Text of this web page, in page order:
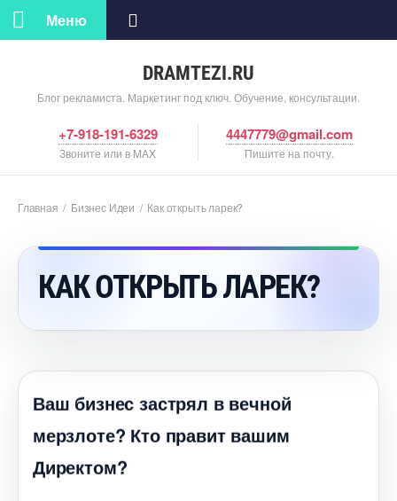
DRAMTEZI.RU
Блог рекламиста. Маркетинг под ключ. Обучение, консультации.
Меню
+7-918-191-6329
Звоните или в MAX
4447779@gmail.com
Пишите на почту.
Главная / Бизнес Идеи / Как открыть ларек?
КАК ОТКРЫТЬ ЛАРЕК?
аш бизнес застрял в вечной
мерзлоте? Кто правит вашим
Директом?